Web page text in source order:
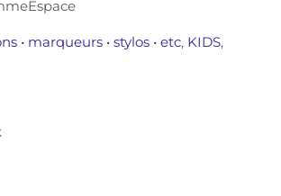
• marqueurs • stylos • etc, KIDS,